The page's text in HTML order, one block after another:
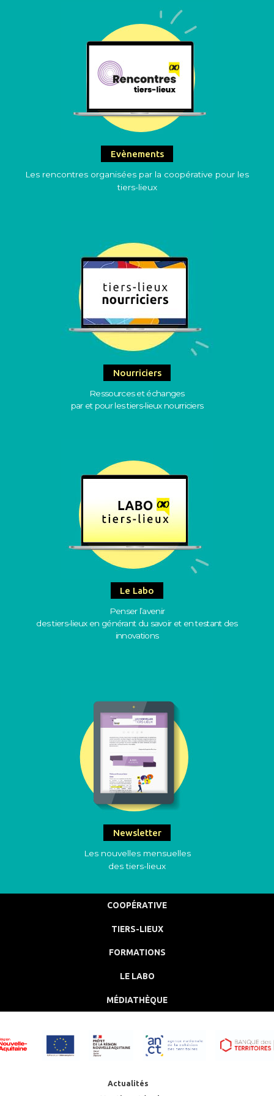
Evènements
Les rencontres organisées par la coopérative pour les
tiers-lieux
Nourriciers
Ressources et échanges
par et pour les tiers-lieux nourriciers
Le Labo
Penser l’avenir
des tiers-lieux en générant du savoir et en testant des
innovations
Newsletter
Les nouvelles mensuelles
des tiers-lieux
COOPÉRATIVE
TIERS-LIEUX
FORMATIONS
LE LABO
MÉDIATHÈQUE
Actualités